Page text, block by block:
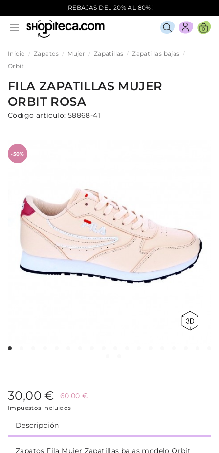
¡REBAJAS DEL 20% AL 80%!
0
Inicio Zapatos Mujer Zapatillas
Zapatillas bajas
Orbit
FILA ZAPATILLAS MUJER
ORBIT ROSA
Código artículo: 58868-41
-50%
30,00 € 60,00 €
Impuestos incluidos
Descripción
Zapatos Fila Mujer Zapatillas bajas modelo Orbit